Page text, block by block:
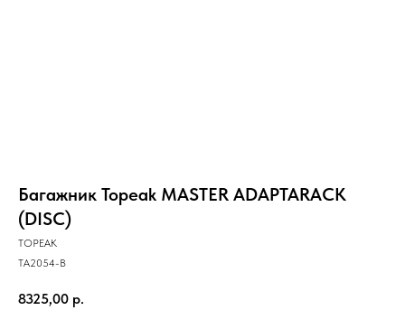
Багажник Topeak MASTER ADAPTARACK
(DISC)
TOPEAK
TA2054-B
8325,00 р.